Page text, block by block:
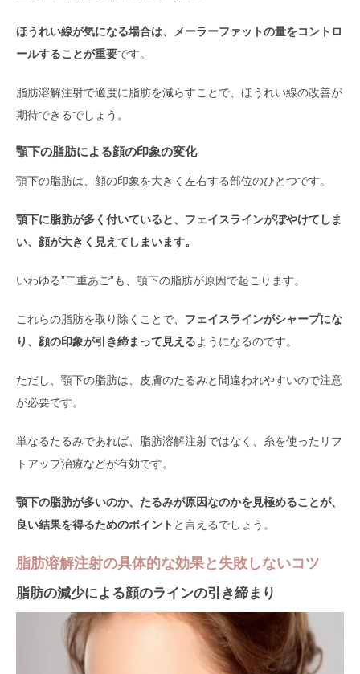
ほうれい線が気になる場合は、メーラーファットの量をコントロ
ールすることが重要です。
脂肪溶解注射で適度に脂肪を減らすことで、ほうれい線の改善が
期待できるでしょう。
顎下の脂肪による顔の印象の変化
顎下の脂肪は、顔の印象を大きく左右する部位のひとつです。
顎下に脂肪が多く付いていると、フェイスラインがぼやけてしま
い、顔が大きく見えてしまいます。
いわゆる”二重あご”も、顎下の脂肪が原因で起こります。
これらの脂肪を取り除くことで、 フェイスラインがシャープにな
り、顔の印象が引き締まって見えるようになるのです。
ただし、顎下の脂肪は、皮膚のたるみと間違われやすいので注意
が必要です。
単なるたるみであれば、脂肪溶解注射ではなく、糸を使ったリフ
トアップ治療などが有効です。
顎下の脂肪が多いのか、たるみが原因なのかを見極めることが、
良い結果を得るためのポイント と言えるでしょう。
脂肪溶解注射の具体的な効果と失敗しないコツ
脂肪の減少による顔のラインの引き締まり